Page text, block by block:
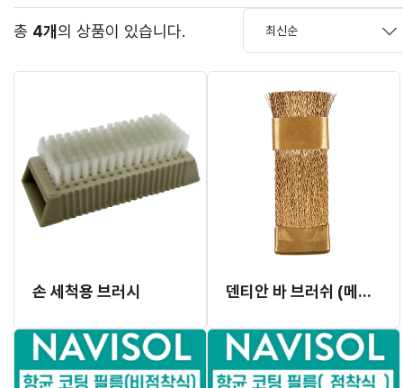
총 4개의 상품이 있습니다.
손 세척용 브러시 덴티안 바 브러쉬 (메탈 브러쉬)